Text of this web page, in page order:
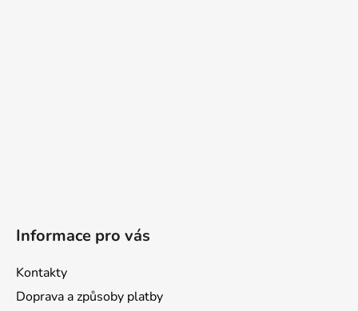
Informace pro vás
Kontakty
Doprava a způsoby platby